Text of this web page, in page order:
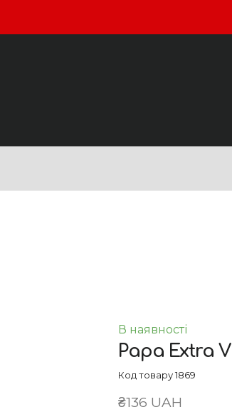
В наявності
Papa Extra
Код товару 1869
₴136 UAH